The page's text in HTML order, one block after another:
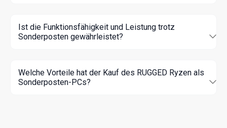
Ist die Funktionsfähigkeit und Leistung trotz
Sonderposten gewährleistet?
Welche Vorteile hat der Kauf des RUGGED Ryzen als
Sonderposten-PCs?